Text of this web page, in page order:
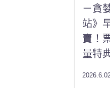
－貪
站》
賣！
量特